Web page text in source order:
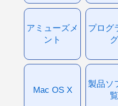
アミューズメ
ント
プログ
グ
Mac OS X
製品ソ
覧